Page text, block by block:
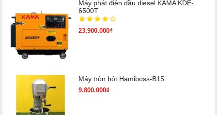
Máy phát điện dầu diesel KAMA KDE-
6500T
23.900.000₫
Máy trộn bột Hamiboss-B15
9.800.000₫